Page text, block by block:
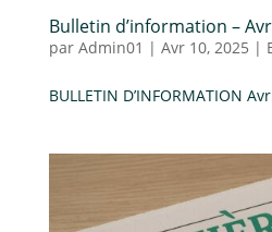
Bulletin d’information –
par Admin01 | Avr 10, 2025 |
BULLETIN D’INFORMATION